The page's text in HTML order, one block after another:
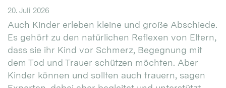
20. Juli 2026
Auch Kinder erleben kleine und große Abschiede.
Es gehört zu den natürlichen Reflexen von Eltern,
dass sie ihr Kind vor Schmerz, Begegnung mit
dem Tod und Trauer schützen möchten. Aber
Kinder können und sollten auch trauern, sagen